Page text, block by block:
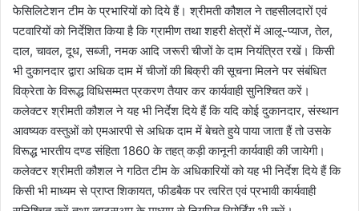
फेसिलिटेशन टीम के प्रभारियों को दिये हैं। श्रीमती कौशल ने तहसीलदारों एवं
पटवारियों को निर्देशित किया है कि ग्रामीण तथा शहरी क्षेत्रों में आलू-प्याज, तेल,
दाल, चावल, दूध, सब्जी, नमक आदि जरूरी चीजों के दाम नियंत्रित रखें। किसी
भी दुकानदार द्वारा अधिक दाम में चीजों की बिक्री की सूचना मिलने पर संबंधित
विक्रेता के विरूद्ध विधिसम्मत प्रकरण तैयार कर कार्यवाही सुनिश्चित करें।
कलेक्टर श्रीमती कौशल ने यह भी निर्देश दिये हैं कि यदि कोई दुकानदार, संस्थान
आवष्यक वस्तुओं को एमआरपी से अधिक दाम में बेचते हुये पाया जाता हैं तो उसके
विरूद्ध भारतीय दण्ड संहिता 1860 के तहत् कड़ी कानूनी कार्यवाही की जायेगी।
कलेक्टर श्रीमती कौशल ने गठित टीम के अधिकारियों को यह भी निर्देश दिये हैं कि
किसी भी माध्यम से प्राप्त शिकायत, फीडबैक पर त्वरित एवं प्रभावी कार्यवाही